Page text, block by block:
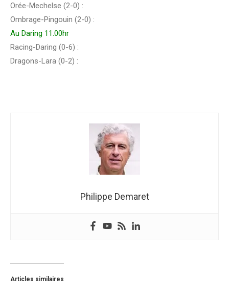
Orée-Mechelse (2-0) :
Ombrage-Pingouin (2-0) :
Au Daring 11.00hr
Racing-Daring (0-6) :
Dragons-Lara (0-2) :
Philippe Demaret
Articles similaires